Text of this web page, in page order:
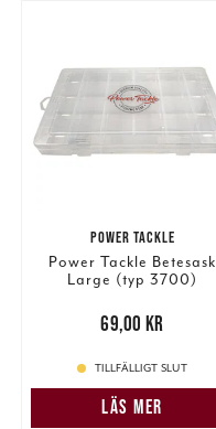
POWER TACKLE
Power Tackle Betesask
Large (typ 3700)
69,00 kr
69,00 kr
TILLFÄLLIGT SLUT
LÄS MER